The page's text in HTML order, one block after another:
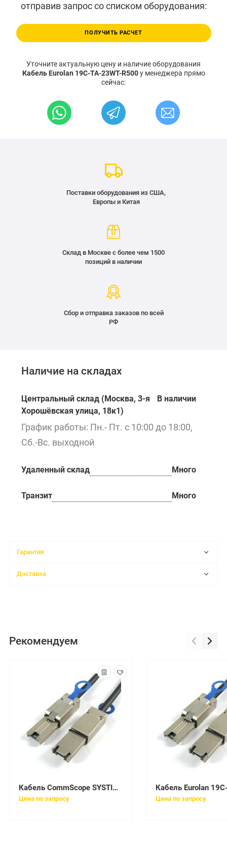
отправив запрос со списком оборудования:
ПОЛУЧИТЬ РАСЧЕТ
Уточните актуальную цену и наличие оборудования
Кабель Eurolan 19C-TA-23WT-R500у менеджера прямо
сейчас:
Поставки оборудования из США,
Европы и Китая
Склад в Москве с более чем 1500
позиций в наличии
Сбор и отправка заказов по всей
РФ
Наличие на складах
Центральный склад (Москва, 3-я
Хорошёвская улица, 18к1)
В наличии
График работы: Пн.- Пт. с 10:00 до 18:00,
Сб.-Вс. выходной
Удаленный склад Много
Транзит Много
Гарантия
Доставка
Рекомендуем
Кабель CommScope SYSTIMAX CPC3392-03F030
Цена по запросу Цена по запросу